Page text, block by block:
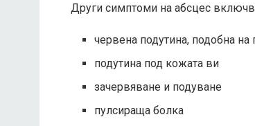
Други симптоми на абсцес
червена подутина, подобна
подутина под кожата ви
зачервяване и подуване
пулсираща болка